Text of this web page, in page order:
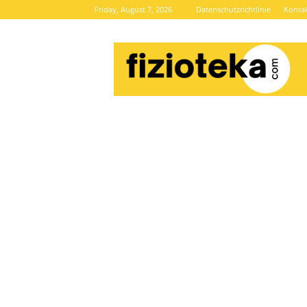
Friday, August 7, 2026 Datenschutzrichtlinie
Brze
vijesti